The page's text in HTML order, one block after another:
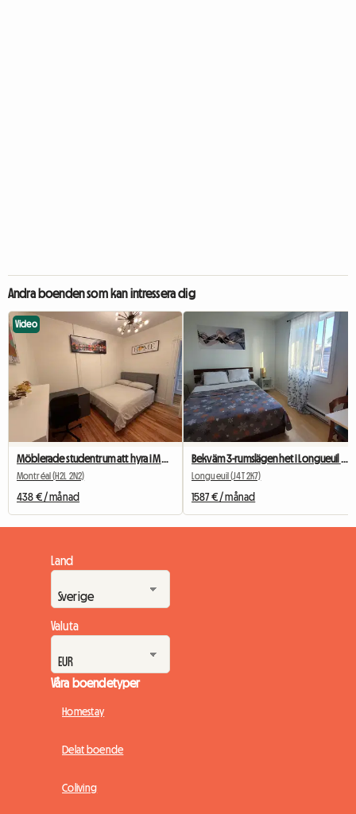
Andra boenden som kan intressera dig
Video
Montréal (H2L 2N2)
438 € / månad
Longueuil (J4T 2K7)
1587 € / månad
Land
Valuta
Våra boendetyper
Homestay
Delat boende
Coliving